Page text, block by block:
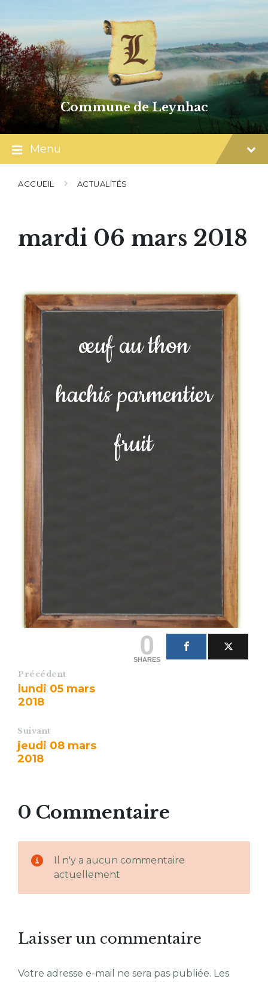
content
main
navigation
footer
Commune de Leynhac
Menu
ACCUEIL ACTUALITÉS
mardi 06 mars 2018
œuf au thon
hachis parmentier
fruit
0
SHARES
Précédent
lundi 05 mars
2018
Suivant
jeudi 08 mars
2018
0 Commentaire
Il n'y a aucun commentaire
actuellement
Laisser un commentaire
Votre adresse e-mail ne sera pas publiée. Les